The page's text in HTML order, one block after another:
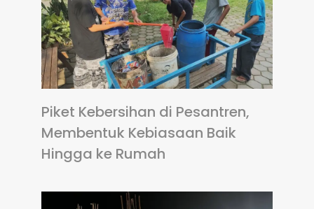
Piket Kebersihan di Pesantren,
Membentuk Kebiasaan Baik
Hingga ke Rumah